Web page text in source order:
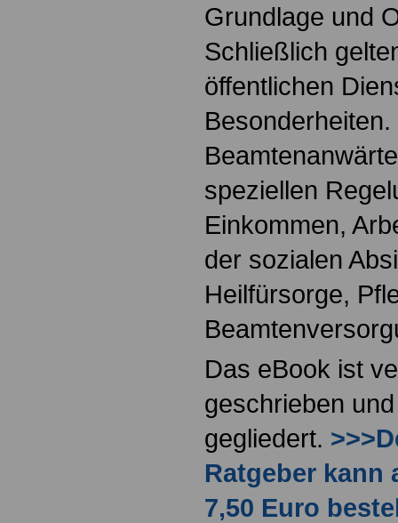
Grundlage und
Schließlich
öffentlichen
speziellen
Einkommen,
der sozialen
Heilfürsorge,
Das eBook ist
geschrieben
gegliedert.
Ratgeber kann
7,50 Euro